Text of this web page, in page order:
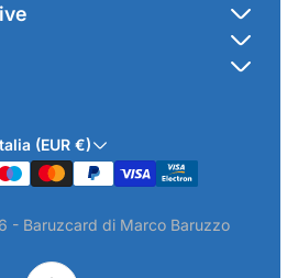
!
Luigi Valentini 1a Traversa - SNC
(EUR €)
- Baruzcard di Marco Baruzzo